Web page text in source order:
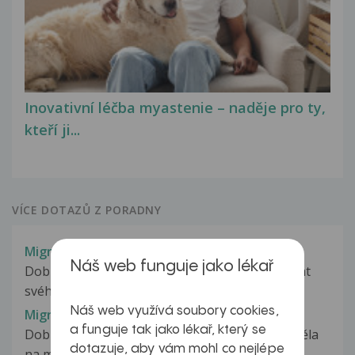
Inovativní léčba myastenie – naděje pro ty,
kteří ji...
VÍCE DOTAZŮ Z PORADNY
Migréna a informace zaměstnavatele
Dobrý den, zajímá mě, jak o migréně informovat
svého zaměstnavatele. Případně...
Migréna a jiné potíže
Dobrý den, Měla bych otázku. Už dříve sem trpěla
Náš web funguje jako lékař
Náš web využívá soubory cookies,
a funguje tak jako lékař, který se
dotazuje, aby vám mohl co nejlépe